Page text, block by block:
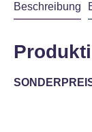
Beschreibung